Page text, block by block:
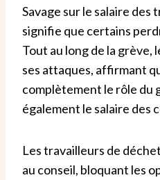
Savage sur le salaire des
signifie que certains
Tout au long de la grève,
ses attaques, affirmant
complètement le rôle du
également le salaire des
Les travailleurs de
au conseil, bloquant les